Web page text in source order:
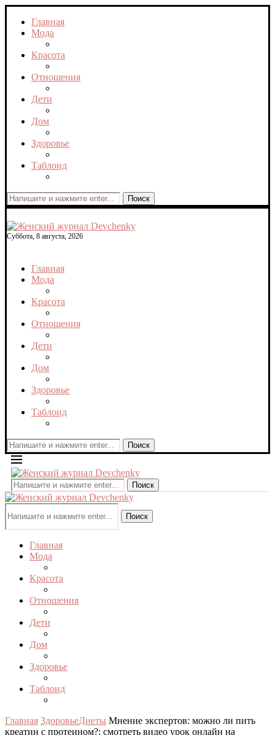
Главная
Мода
Красота
Отношения
Дети
Дом
Здоровье
Таблоид
Поиск
Суббота, 8 августа, 2026
Главная
Мода
Красота
Отношения
Дети
Дом
Здоровье
Таблоид
Поиск
Поиск
Поиск
Главная
Мода
Красота
Отношения
Дети
Дом
Здоровье
Таблоид
Главная ЗдоровьеДиеты Мнение экспертов: можно ли пить
креатин с протеином?: смотреть видео урок онлайн на